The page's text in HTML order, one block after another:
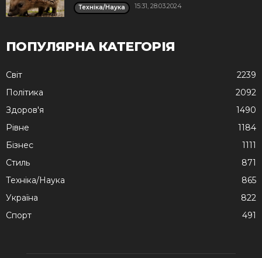
Техніка/Наука 15:31, 28.03.2024
ПОПУЛЯРНА КАТЕГОРІЯ
Cвіт
2239
Політика
2092
Здоров'я
1490
Рівне
1184
Бізнес
1111
Стиль
871
Техніка/Наука
865
Україна
822
Спорт
491